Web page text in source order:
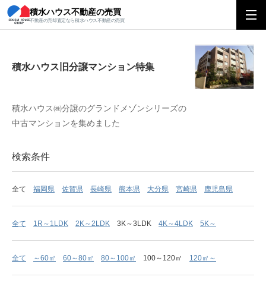
積水ハウス不動産の売買
不動産の売却査定なら積水ハウス不動産の売買
積水ハウス旧分譲マンション特集
積水ハウス旧分譲マンション特集
積水ハウス㈱分譲のグランドメゾンシリーズの
中古マンションを集めました
検索条件
全て 福岡県 佐賀県 長崎県 熊本県 大分県 宮崎県 鹿児島県
全て 1R～1LDK 2K～2LDK 3K～3LDK 4K～4LDK 5K～
全て ～60㎡ 60～80㎡ 80～100㎡ 100～120㎡ 120㎡～